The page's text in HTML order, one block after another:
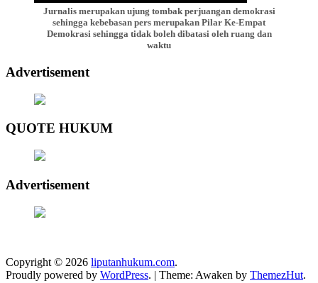
Jurnalis merupakan ujung tombak perjuangan demokrasi
sehingga kebebasan pers merupakan Pilar Ke-Empat
Demokrasi sehingga tidak boleh dibatasi oleh ruang dan
waktu
Advertisement
QUOTE HUKUM
Advertisement
Copyright © 2026 liputanhukum.com.
Proudly powered by WordPress. | Theme: Awaken by ThemezHut.